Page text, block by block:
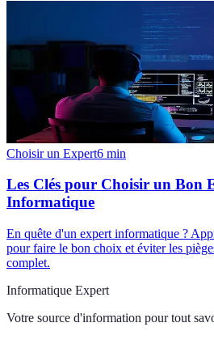
Choisir un Expert6 min
Les Clés pour Choisir un Bon
Informatique
En quête d'un expert informatique ?
pour faire le bon choix et éviter les
complet.
Informatique Expert
Votre source d'information pour tout